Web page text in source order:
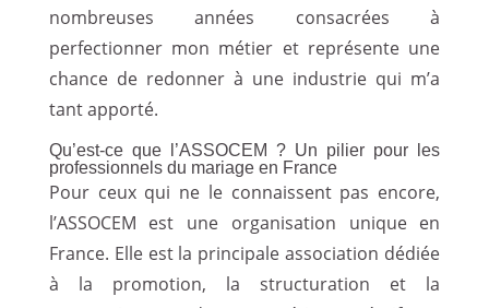
nombreuses années consacrées à
perfectionner mon métier et représente une
chance de redonner à une industrie qui m’a
tant apporté.
Qu’est-ce que l’ASSOCEM ? Un pilier pour les
professionnels du mariage en France
Pour ceux qui ne le connaissent pas encore,
l’ASSOCEM est une organisation unique en
France. Elle est la principale association dédiée
à la promotion, la structuration et la